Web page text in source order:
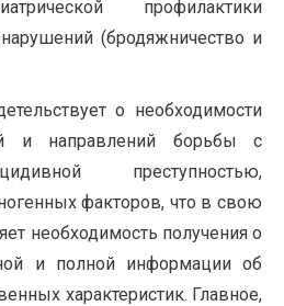
профилактики
(бродяжничество и
о необходимости
и направлений борьбы с
преступностью,
факторов, что в свою
необ­ходимость получения о
и полной информации об
характеристик. Главное,